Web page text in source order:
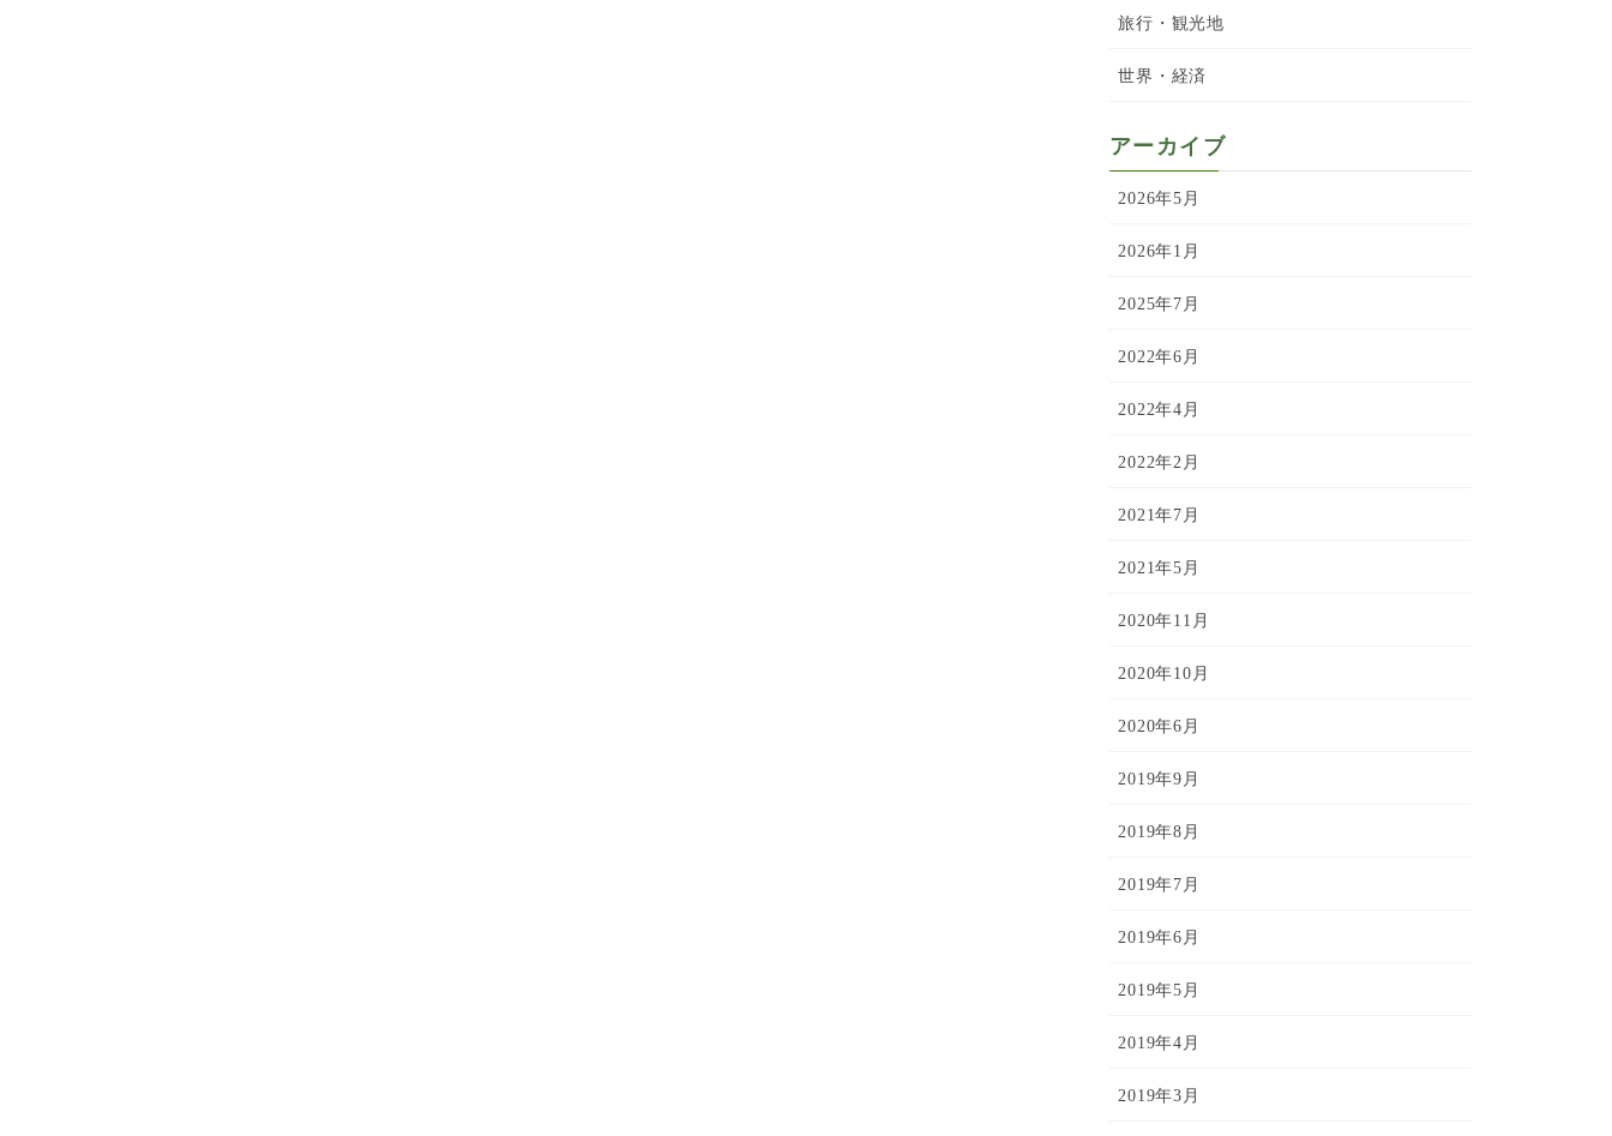
旅行・観光地
世界・経済
アーカイブ
2026年5月
2026年1月
2025年7月
2022年6月
2022年4月
2022年2月
2021年7月
2021年5月
2020年11月
2020年10月
2020年6月
2019年9月
2019年8月
2019年7月
2019年6月
2019年5月
2019年4月
2019年3月